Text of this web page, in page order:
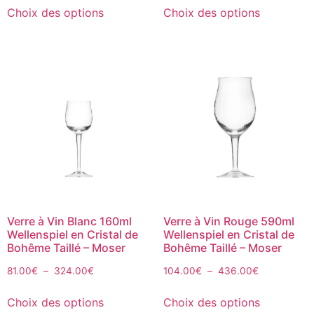
Choix des options Choix des options
Verre à Vin Blanc 160ml
Wellenspiel en Cristal de
Bohême Taillé – Moser
81.00€ – 324.00€
Choix des options
Verre à Vin Rouge 590ml
Wellenspiel en Cristal de
Bohême Taillé – Moser
104.00€ – 436.00€
Choix des options